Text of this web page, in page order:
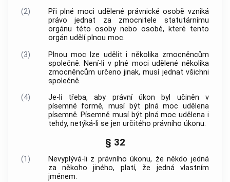
(2)
Při plné moci udělené právnické osobě vzniká
právo jednat za zmocnitele statutárnímu
orgánu této osoby nebo osobě, které tento
orgán udělí plnou moc.
(3)
Plnou moc lze udělit i několika zmocněncům
společně. Není-li v plné moci udělené několika
zmocněncům určeno jinak, musí jednat všichni
společně.
(4)
Je-li třeba, aby právní úkon byl učiněn v
písemné formě, musí být plná moc udělena
písemně. Písemně musí být plná moc udělena i
tehdy, netýká-li se jen určitého právního úkonu.
§ 32
(1)
Nevyplývá-li z právního úkonu, že někdo jedná
za někoho jiného, platí, že jedná vlastním
jménem.